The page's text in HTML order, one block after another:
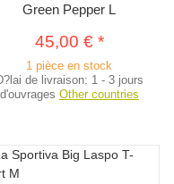
Green Pepper L
45,00 € *
1 pièce en stock
de livraison: 1 - 3 jours
d'ouvrages Other countries